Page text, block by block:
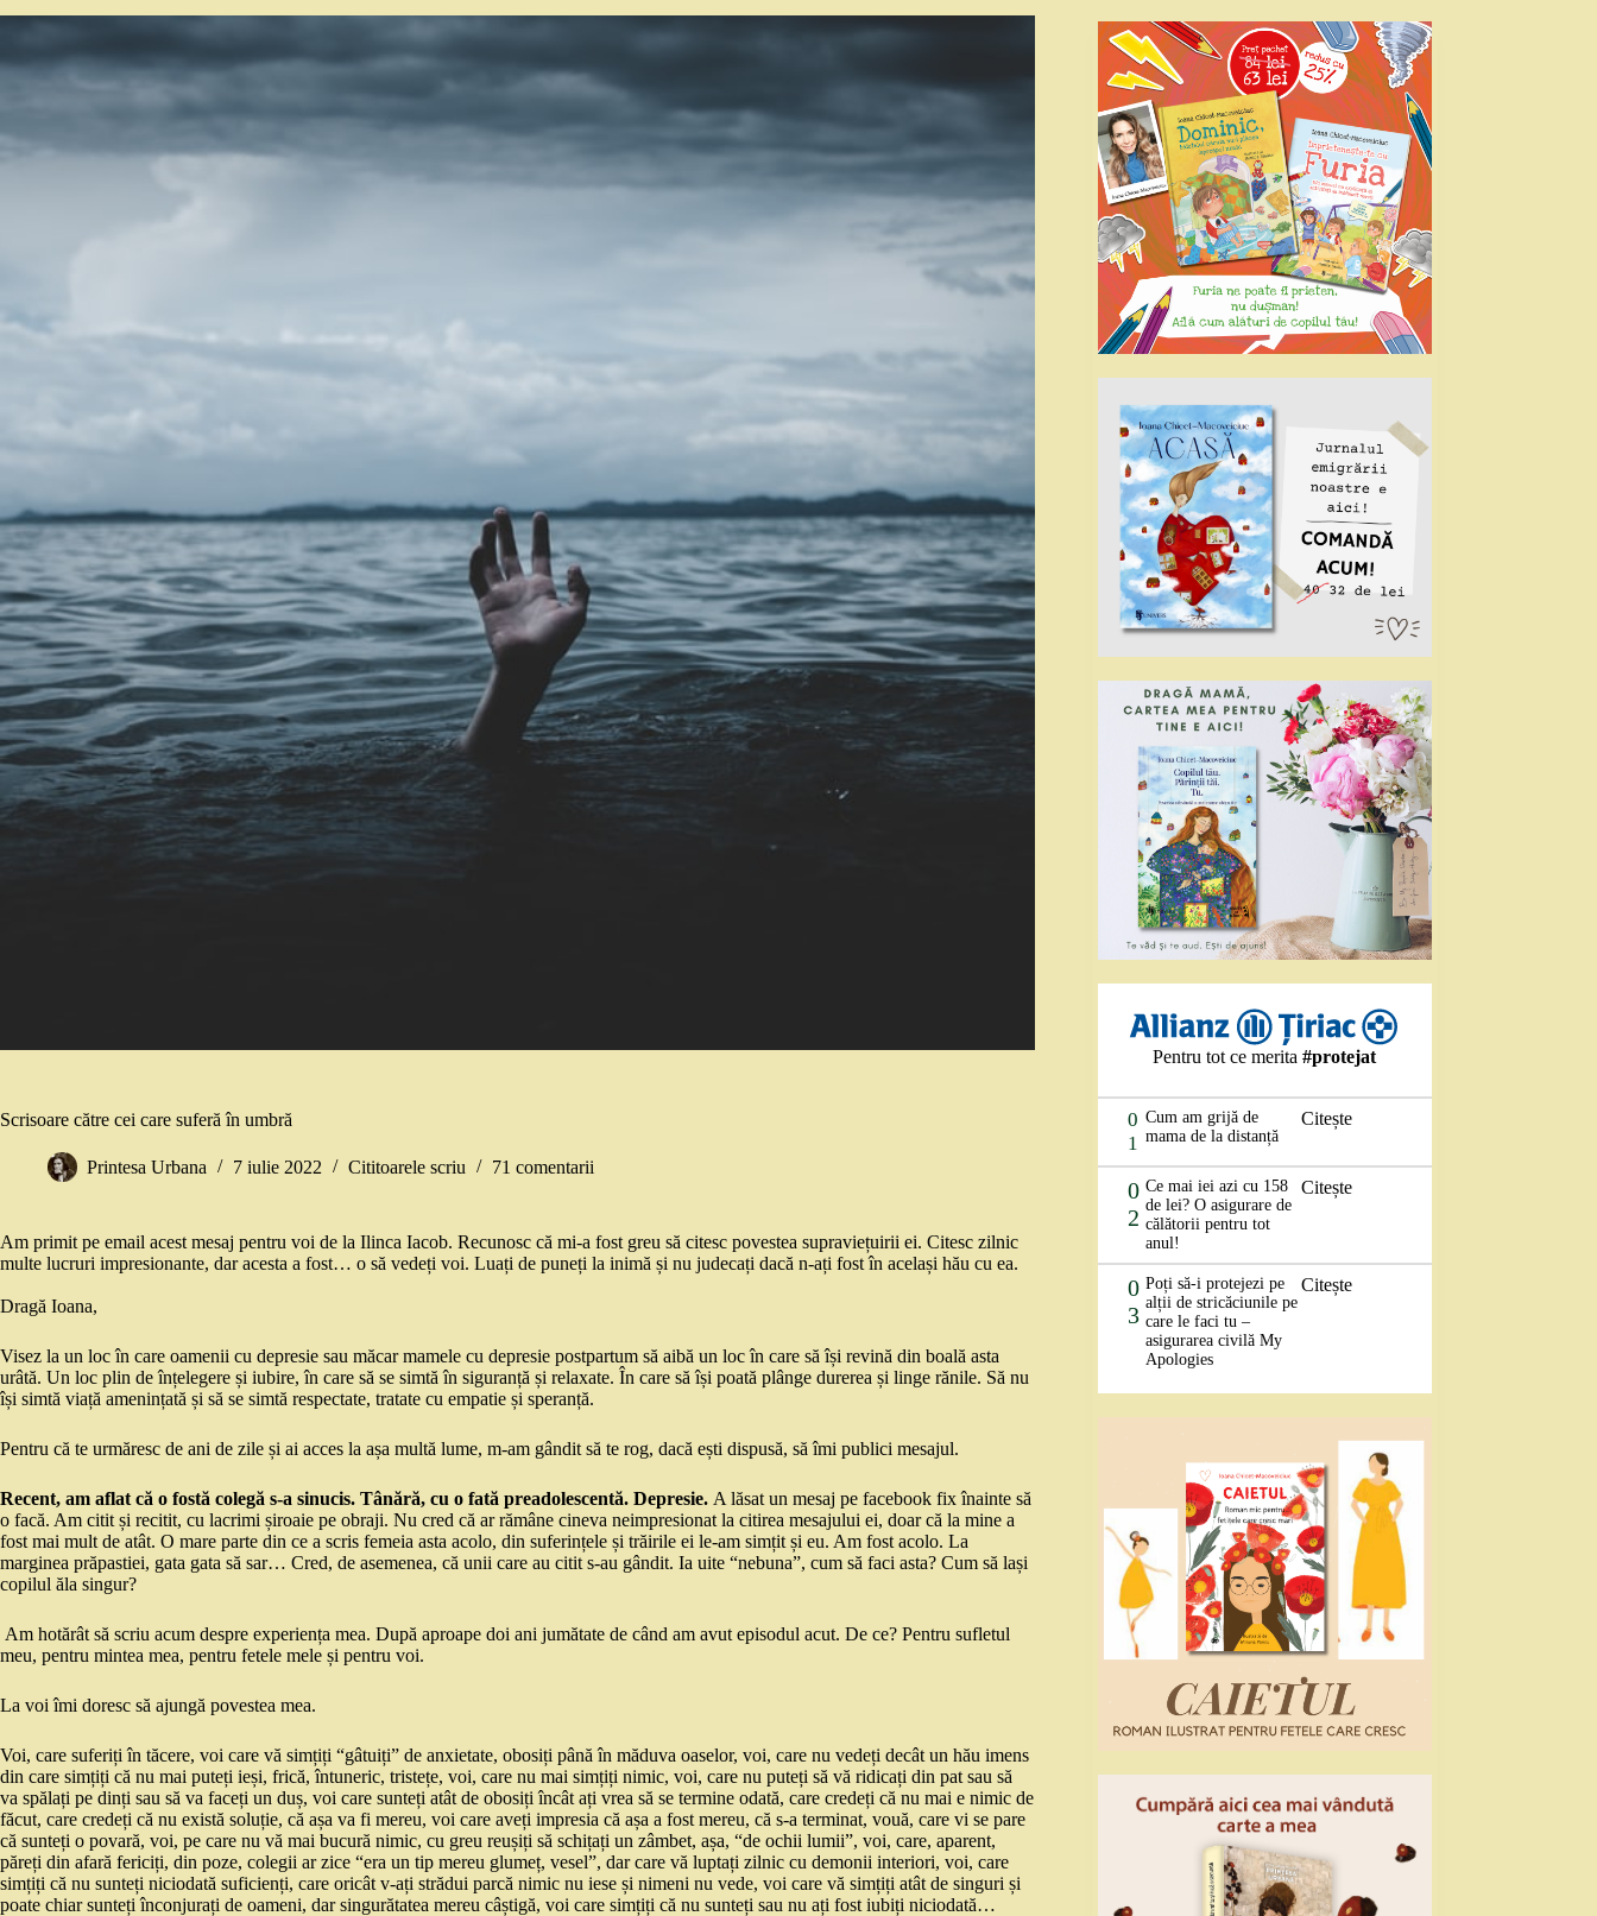
Scrisoare către cei care suferă în umbră
Printesa Urbana 7 iulie 2022 Cititoarele scriu 71 comentarii
Am primit pe email acest mesaj pentru voi de la Ilinca Iacob. Recunosc că mi-a fost greu să citesc povestea supraviețuirii ei. Citesc zilnic
multe lucruri impresionante, dar acesta a fost… o să vedeți voi. Luați de puneți la inimă și nu judecați dacă n-ați fost în același hău cu ea.
Dragă Ioana,
Visez la un loc în care oamenii cu depresie sau măcar mamele cu depresie postpartum să aibă un loc în care să își revină din boală asta
urâtă. Un loc plin de înțelegere și iubire, în care să se simtă în siguranță și relaxate. În care să își poată plânge durerea și linge rănile. Să nu
își simtă viață amenințată și să se simtă respectate, tratate cu empatie și speranță.
Pentru că te urmăresc de ani de zile și ai acces la așa multă lume, m-am gândit să te rog, dacă ești dispusă, să îmi publici mesajul.
Recent, am aflat că o fostă colegă s-a sinucis. Tânără, cu o fată preadolescentă. Depresie. A lăsat un mesaj pe facebook fix înainte să
o facă. Am citit și recitit, cu lacrimi șiroaie pe obraji. Nu cred că ar rămâne cineva neimpresionat la citirea mesajului ei, doar că la mine a
fost mai mult de atât. O mare parte din ce a scris femeia asta acolo, din suferințele și trăirile ei le-am simțit și eu. Am fost acolo. La
marginea prăpastiei, gata gata să sar… Cred, de asemenea, că unii care au citit s-au gândit. Ia uite “nebuna”, cum să faci asta? Cum să lași
copilul ăla singur?
Am hotărât să scriu acum despre experiența mea. După aproape doi ani jumătate de când am avut episodul acut. De ce? Pentru sufletul
meu, pentru mintea mea, pentru fetele mele și pentru voi.
La voi îmi doresc să ajungă povestea mea.
Voi, care suferiți în tăcere, voi care vă simțiți “gâtuiți” de anxietate, obosiți până în măduva oaselor, voi, care nu vedeți decât un hău imens
din care simțiți că nu mai puteți ieși, frică, întuneric, tristețe, voi, care nu mai simțiți nimic, voi, care nu puteți să vă ridicați din pat sau să
va spălați pe dinți sau să va faceți un duș, voi care sunteți atât de obosiți încât ați vrea să se termine odată, care credeți că nu mai e nimic de
făcut, care credeți că nu există soluție, că așa va fi mereu, voi care aveți impresia că așa a fost mereu, că s-a terminat, vouă, care vi se pare
că sunteți o povară, voi, pe care nu vă mai bucură nimic, cu greu reușiți să schițați un zâmbet, așa, “de ochii lumii”, voi, care, aparent,
păreți din afară fericiți, din poze, colegii ar zice “era un tip mereu glumeț, vesel”, dar care vă luptați zilnic cu demonii interiori, voi, care
simțiți că nu sunteți niciodată suficienți, care oricât v-ați strădui parcă nimic nu iese și nimeni nu vede, voi care vă simțiți atât de singuri și
poate chiar sunteți înconjurați de oameni, dar singurătatea mereu câștigă, voi care simțiți că nu sunteți sau nu ați fost iubiți niciodată…
Pentru tot ce merita#protejat
0
1
Cum am grijă de
mama de la distanță
Citește
0
2
Ce mai iei azi cu 158
de lei? O asigurare de
călătorii pentru tot
anul!
Citește
0
3
Poți să-i protejezi pe
alții de stricăciunile pe
care le faci tu –
asigurarea civilă My
Apologies
Citește